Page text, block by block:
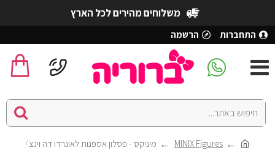
משלוחים מהירים לכל הארץ
התחברות הרשמה
MINIX Figures מיניקס - פסלון אספנות לאונרדו דה וינצ'י